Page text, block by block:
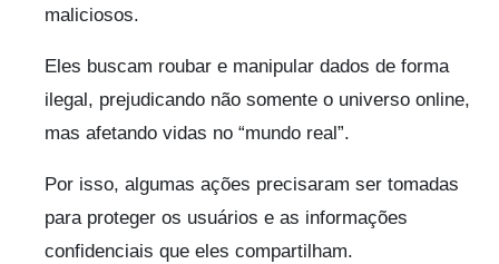
maliciosos.
Eles buscam roubar e manipular dados de forma
ilegal, prejudicando não somente o universo online,
mas afetando vidas no “mundo real”.
Por isso, algumas ações precisaram ser tomadas
para proteger os usuários e as informações
confidenciais que eles compartilham.